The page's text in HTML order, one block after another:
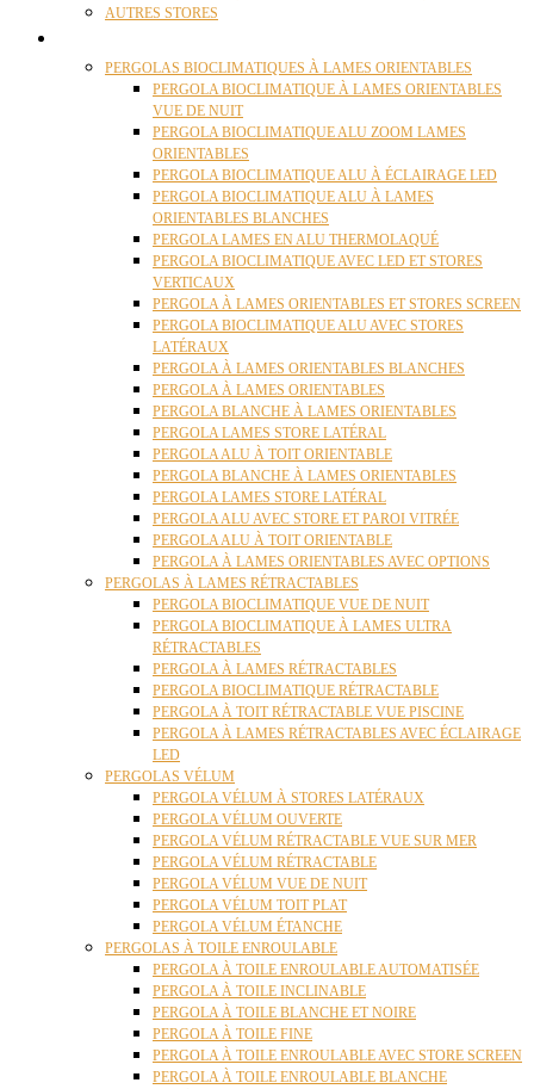
AUTRES STORES
PERGOLAS BIOCLIMATIQUES À LAMES ORIENTABLES
PERGOLA BIOCLIMATIQUE À LAMES ORIENTABLES
VUE DE NUIT
PERGOLA BIOCLIMATIQUE ALU ZOOM LAMES
ORIENTABLES
PERGOLA BIOCLIMATIQUE ALU À ÉCLAIRAGE LED
PERGOLA BIOCLIMATIQUE ALU À LAMES
ORIENTABLES BLANCHES
PERGOLA LAMES EN ALU THERMOLAQUÉ
PERGOLA BIOCLIMATIQUE AVEC LED ET STORES
VERTICAUX
PERGOLA À LAMES ORIENTABLES ET STORES SCREEN
PERGOLA BIOCLIMATIQUE ALU AVEC STORES
LATÉRAUX
PERGOLA À LAMES ORIENTABLES BLANCHES
PERGOLA À LAMES ORIENTABLES
PERGOLA BLANCHE À LAMES ORIENTABLES
PERGOLA LAMES STORE LATÉRAL
PERGOLA ALU À TOIT ORIENTABLE
PERGOLA BLANCHE À LAMES ORIENTABLES
PERGOLA LAMES STORE LATÉRAL
PERGOLA ALU AVEC STORE ET PAROI VITRÉE
PERGOLA ALU À TOIT ORIENTABLE
PERGOLA À LAMES ORIENTABLES AVEC OPTIONS
PERGOLAS À LAMES RÉTRACTABLES
PERGOLA BIOCLIMATIQUE VUE DE NUIT
PERGOLA BIOCLIMATIQUE À LAMES ULTRA
RÉTRACTABLES
PERGOLA À LAMES RÉTRACTABLES
PERGOLA BIOCLIMATIQUE RÉTRACTABLE
PERGOLA À TOIT RÉTRACTABLE VUE PISCINE
PERGOLA À LAMES RÉTRACTABLES AVEC ÉCLAIRAGE
LED
PERGOLAS VÉLUM
PERGOLA VÉLUM À STORES LATÉRAUX
PERGOLA VÉLUM OUVERTE
PERGOLA VÉLUM RÉTRACTABLE VUE SUR MER
PERGOLA VÉLUM RÉTRACTABLE
PERGOLA VÉLUM VUE DE NUIT
PERGOLA VÉLUM TOIT PLAT
PERGOLA VÉLUM ÉTANCHE
PERGOLAS À TOILE ENROULABLE
PERGOLA À TOILE ENROULABLE AUTOMATISÉE
PERGOLA À TOILE INCLINABLE
PERGOLA À TOILE BLANCHE ET NOIRE
PERGOLA À TOILE FINE
PERGOLA À TOILE ENROULABLE AVEC STORE SCREEN
PERGOLA À TOILE ENROULABLE BLANCHE